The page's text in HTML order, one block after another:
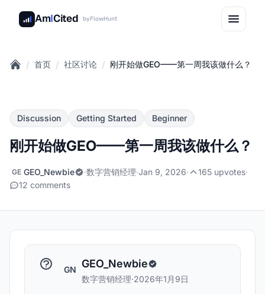
AmICited byFlowHunt
/ 首页 / 社区讨论 / 刚开始做GEO——第一周我该做什么？
Discussion Getting Started Beginner
刚开始做GEO——第一周我该做什么？
GE GEO_Newbie ·数字营销经理·Jan 9, 2026· 165 upvotes·
12 comments
GN GEO_Newbie
数字营销经理·2026年1月9日